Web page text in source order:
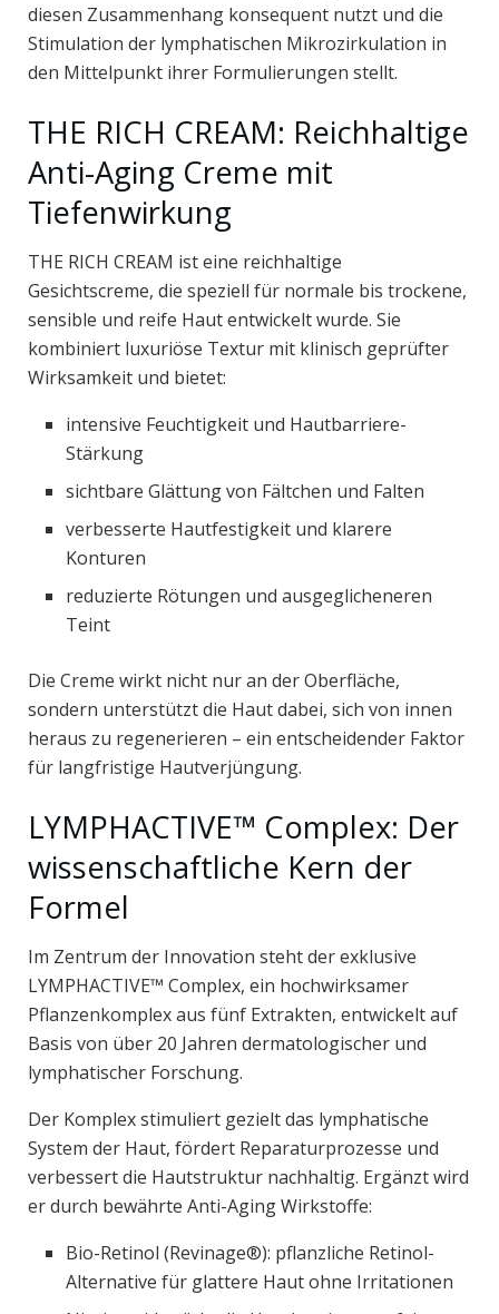
diesen Zusammenhang konsequent nutzt und die
Stimulation der lymphatischen Mikrozirkulation in
den Mittelpunkt ihrer Formulierungen stellt.
THE RICH CREAM: Reichhaltige
Anti-Aging Creme mit
Tiefenwirkung
THE RICH CREAM ist eine reichhaltige
Gesichtscreme, die speziell für normale bis trockene,
sensible und reife Haut entwickelt wurde. Sie
kombiniert luxuriöse Textur mit klinisch geprüfter
Wirksamkeit und bietet:
intensive Feuchtigkeit und Hautbarriere-
Stärkung
sichtbare Glättung von Fältchen und Falten
verbesserte Hautfestigkeit und klarere
Konturen
reduzierte Rötungen und ausgeglicheneren
Teint
Die Creme wirkt nicht nur an der Oberfläche,
sondern unterstützt die Haut dabei, sich von innen
heraus zu regenerieren – ein entscheidender Faktor
für langfristige Hautverjüngung.
LYMPHACTIVE™ Complex: Der
wissenschaftliche Kern der
Formel
Im Zentrum der Innovation steht der exklusive
LYMPHACTIVE™ Complex, ein hochwirksamer
Pflanzenkomplex aus fünf Extrakten, entwickelt auf
Basis von über 20 Jahren dermatologischer und
lymphatischer Forschung.
Der Komplex stimuliert gezielt das lymphatische
System der Haut, fördert Reparaturprozesse und
verbessert die Hautstruktur nachhaltig. Ergänzt wird
er durch bewährte Anti-Aging Wirkstoffe:
Bio-Retinol (Revinage®): pflanzliche Retinol-
Alternative für glattere Haut ohne Irritationen